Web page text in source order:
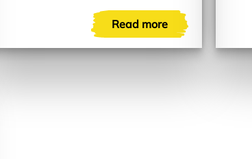
Read more